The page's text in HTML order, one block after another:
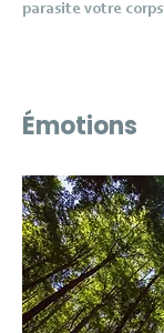
parasite votre corps
Émotions